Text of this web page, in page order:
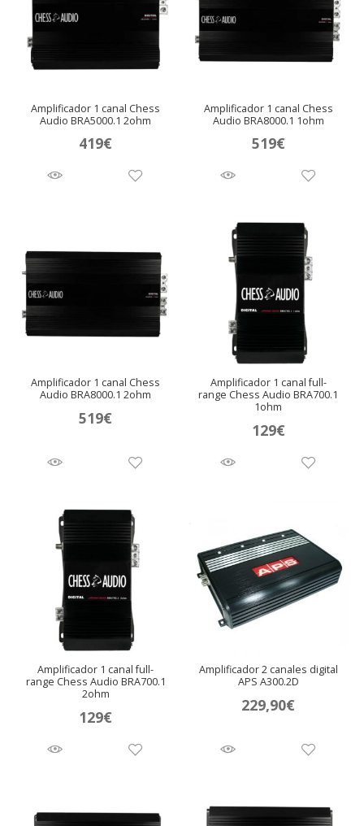
Amplificador 1 canal Chess
Audio BRA5000.1 2ohm
419€
Amplificador 1 canal Chess
Audio BRA8000.1 1ohm
519€
Amplificador 1 canal Chess
Audio BRA8000.1 2ohm
519€
Amplificador 1 canal full-
range Chess Audio BRA700.1
1ohm
129€
Amplificador 1 canal full-
range Chess Audio BRA700.1
2ohm
129€
Amplificador 2 canales digital
APS A300.2D
229,90€